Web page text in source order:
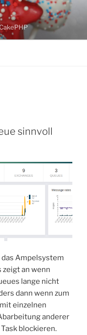
sinnvoll
Ampelsystem
zeigt an wenn
lange nicht
dann wenn zum
einzelnen
anderer
blockieren.